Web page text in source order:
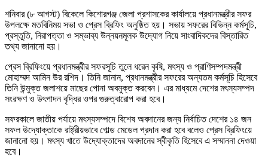
শনিবার (৮ আগস্ট) বিকেলে কিশোরগঞ্জ জেলা প্রশাসকের কার্যালয়ে প্রধানমন্ত্রীর সফর
উপলক্ষে মতবিনিময় সভা ও প্রেস ব্রিফিং অনুষ্ঠিত হয়। সভায় সফরের বিভিন্ন কর্মসূচি,
প্রস্তুতি, নিরাপত্তা ও সম্ভাব্য উন্নয়নমূলক উদ্যোগ নিয়ে সাংবাদিকদের বিস্তারিত
তথ্য জানানো হয়।
প্রেস ব্রিফিংয়ে প্রধানমন্ত্রীর সফরসূচি তুলে ধরেন কৃষি, মৎস্য ও প্রাণিসম্পদমন্ত্রী
মোহাম্মদ আমিন উর রশিদ। তিনি জানান, প্রধানমন্ত্রীর সফরের অন্যতম কর্মসূচি হিসেবে
তিনি উন্মুক্ত জলাশয়ে মাছের পোনা অবমুক্ত করবেন। এর মাধ্যমে দেশের মৎস্যসম্পদ
সংরক্ষণ ও উৎপাদন বৃদ্ধির ওপর গুরুত্বারোপ করা হবে।
সফরকালে জাতীয় পর্যায়ে মৎস্যসম্পদে বিশেষ অবদানের জন্য নির্বাচিত দেশের ১৪ জন
সফল উদ্যোক্তাকে রাষ্ট্রীয়ভাবে গোল্ড মেডেল প্রদান করা হবে বলেও প্রেস ব্রিফিংয়ে
জানানো হয়। মৎস্য খাতে উদ্যোক্তাদের অবদানের স্বীকৃতি হিসেবে এ সম্মাননা দেওয়া
হবে।